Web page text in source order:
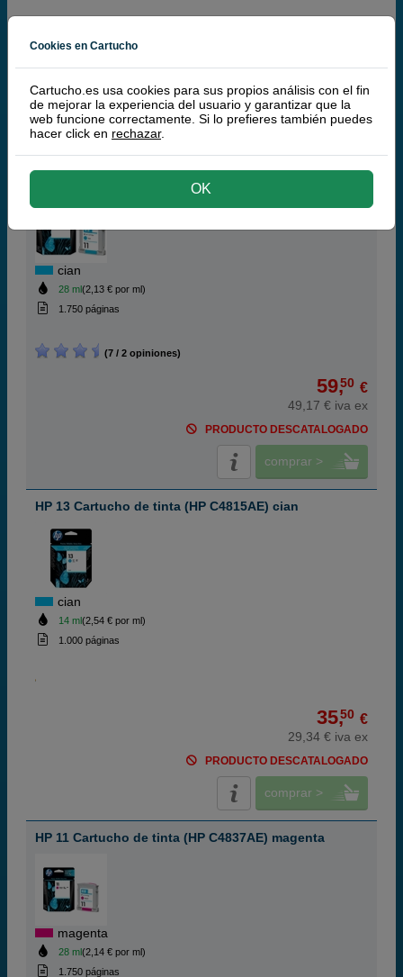
PRODUCTO DESCATALOGADO
HP 11 Cartucho de tinta (HP C4836AE) cian
cian
28 ml(2,13 € por ml)
1.750 páginas
(7 / 2 opiniones)
59,50 €
49,17 € iva ex
PRODUCTO DESCATALOGADO
comprar >
HP 13 Cartucho de tinta (HP C4815AE) cian
cian
14 ml(2,54 € por ml)
1.000 páginas
35,50 €
29,34 € iva ex
PRODUCTO DESCATALOGADO
comprar >
HP 11 Cartucho de tinta (HP C4837AE) magenta
magenta
28 ml(2,14 € por ml)
1.750 páginas
Cookies en Cartucho
Cartucho.es usa cookies para sus propios análisis con el fin
de mejorar la experiencia del usuario y garantizar que la
web funcione correctamente. Si lo prefieres también puedes
hacer click en rechazar.
OK